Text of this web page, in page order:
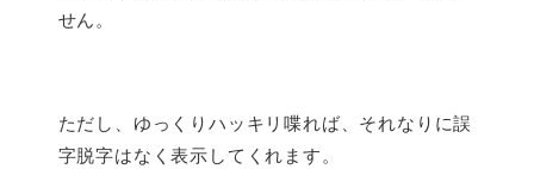
せん。
ただし、ゆっくりハッキリ喋れば、それなりに誤
字脱字はなく表示してくれます。